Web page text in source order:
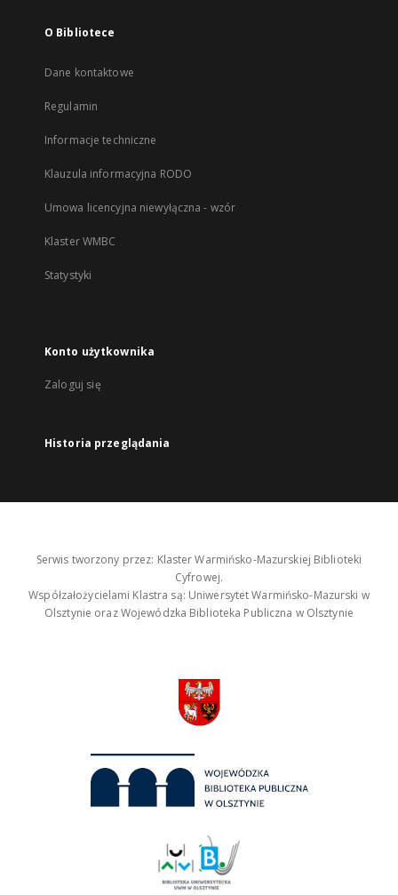
O Bibliotece
Dane kontaktowe
Regulamin
Informacje techniczne
Klauzula informacyjna RODO
Umowa licencyjna niewyłączna - wzór
Klaster WMBC
Statystyki
Konto użytkownika
Zaloguj się
Historia przeglądania
Serwis tworzony przez: Klaster Warmińsko-Mazurskiej Biblioteki
Cyfrowej.
Współzałożycielami Klastra są: Uniwersytet Warmińsko-Mazurski w
Olsztynie oraz Wojewódzka Biblioteka Publiczna w Olsztynie